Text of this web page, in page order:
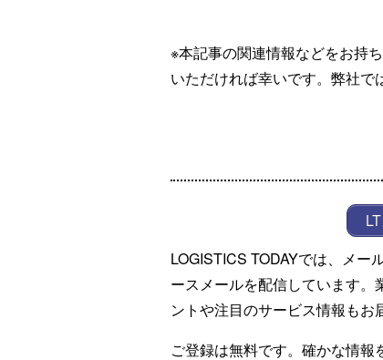
※本記事の関連情報などをお持
いただければ幸いです。弊社で
LOGISTICS TODAYでは、メー
ースメールを配信しています
ントや注目のサービス情報もお
ご登録は無料です。確かな情報